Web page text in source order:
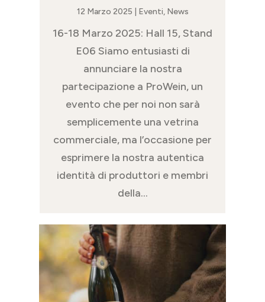
12 Marzo 2025 Eventi, News
16-18 Marzo 2025: Hall 15, Stand
E06 Siamo entusiasti di
annunciare la nostra
partecipazione a ProWein, un
evento che per noi non sarà
semplicemente una vetrina
commerciale, ma l’occasione per
esprimere la nostra autentica
identità di produttori e membri
della...